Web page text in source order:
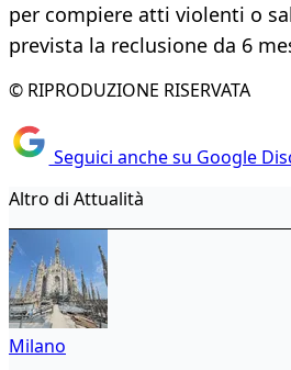
per compiere atti violenti o
prevista la reclusione da 6
© RIPRODUZIONE RISERVATA
Seguici anche su Google
Altro di Attualità
Milano